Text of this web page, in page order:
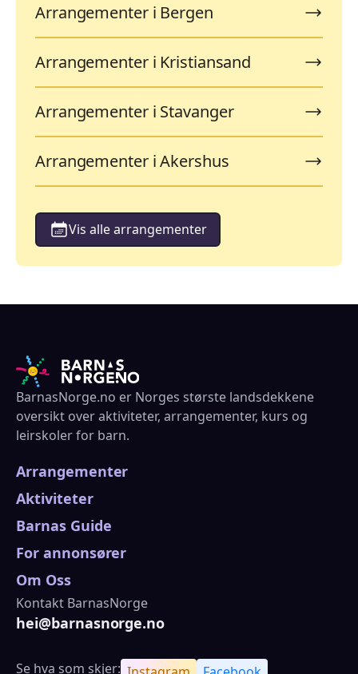
Arrangementer i Bergen
Arrangementer i Kristiansand
Arrangementer i Stavanger
Arrangementer i Akershus
Vis alle arrangementer
BarnasNorge.no er Norges største landsdekkene
oversikt over aktiviteter, arrangementer, kurs og
leirskoler for barn.
Arrangementer
Aktiviteter
Barnas Guide
For annonsører
Om Oss
Kontakt BarnasNorge
hei@barnasnorge.no
Se hva som skjer: